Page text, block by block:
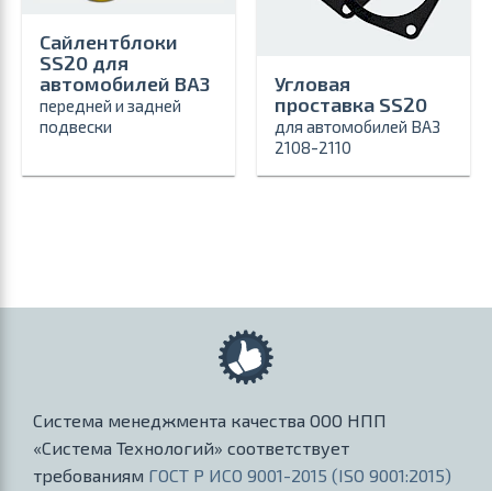
Сайлентблоки
SS20 для
автомобилей ВАЗ
передней и задней
подвески
Угловая
проставка SS20
для автомобилей ВАЗ
2108-2110
Система менеджмента качества ООО НПП
«Система Технологий» соответствует
требованиям ГОСТ Р ИСО 9001-2015 (ISO 9001:2015)